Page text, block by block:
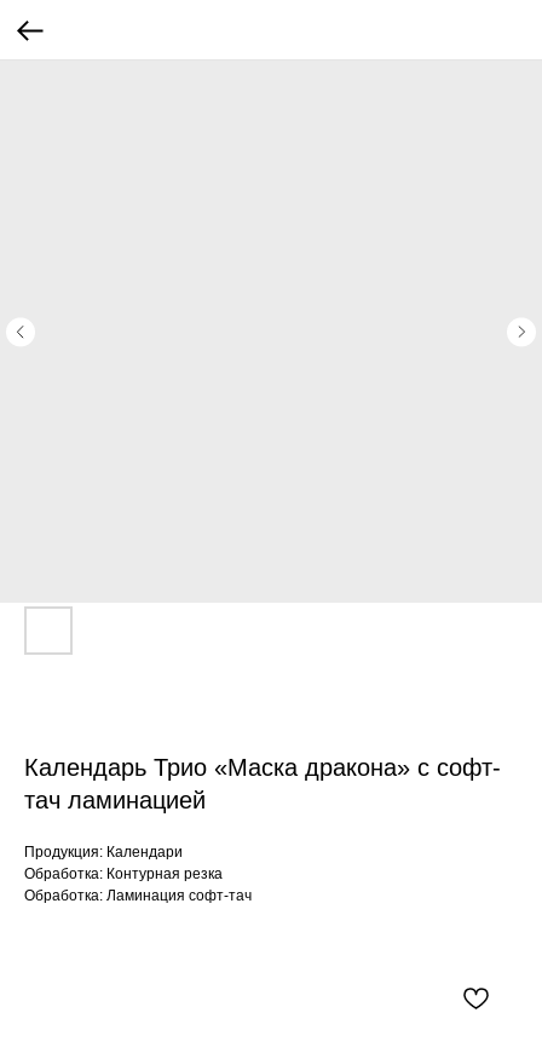
Календарь Трио «Маска дракона» с софт-
тач ламинацией
Продукция: Календари
Обработка: Контурная резка
Обработка: Ламинация софт-тач